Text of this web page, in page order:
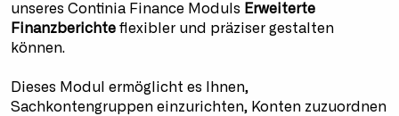
unseres Continia Finance Moduls Erweiterte
Finanzberichte flexibler und präziser gestalten
können.
Dieses Modul ermöglicht es Ihnen,
Sachkontengruppen einzurichten, Konten zuzuordnen